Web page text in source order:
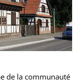
de la communauté